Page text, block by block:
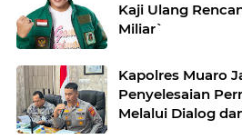
Kaji Ulang
Miliar`
Kapolres Muaro
Penyelesaian
Melalui Dialog